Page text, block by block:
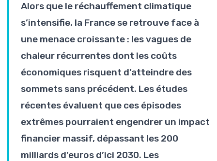
Alors que le réchauffement climatique
s’intensifie, la France se retrouve face à
une menace croissante : les vagues de
chaleur récurrentes dont les coûts
économiques risquent d’atteindre des
sommets sans précédent. Les études
récentes évaluent que ces épisodes
extrêmes pourraient engendrer un impact
financier massif, dépassant les 200
milliards d’euros d’ici 2030. Les